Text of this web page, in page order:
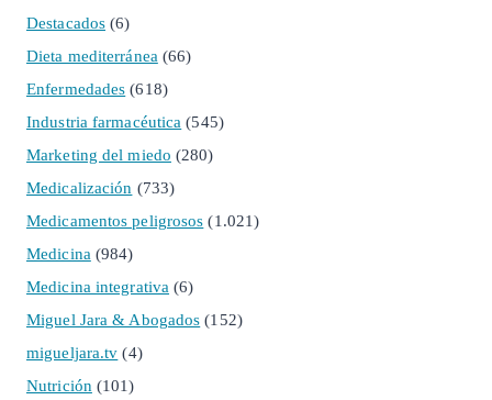
Destacados (6)
Dieta mediterránea (66)
Enfermedades (618)
Industria farmacéutica (545)
Marketing del miedo (280)
Medicalización (733)
Medicamentos peligrosos (1.021)
Medicina (984)
Medicina integrativa (6)
Miguel Jara & Abogados (152)
migueljara.tv (4)
Nutrición (101)